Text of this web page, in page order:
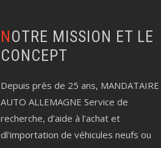
NOTRE MISSION ET LE
CONCEPT
Depuis près de 25 ans, MANDATAIRE
AUTO ALLEMAGNE Service de
recherche, d'aide à l'achat et
dl'importation de véhicules neufs ou